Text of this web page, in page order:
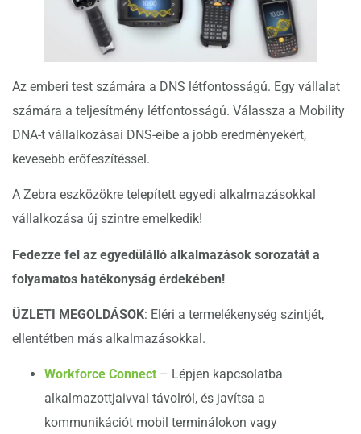
Az emberi test számára a DNS létfontosságú. Egy vállalat
számára a teljesítmény létfontosságú. Válassza a Mobility
DNA-t vállalkozásai DNS-eibe a jobb eredményekért,
kevesebb erőfeszítéssel.
A Zebra eszközökre telepített egyedi alkalmazásokkal
vállalkozása új szintre emelkedik!
Fedezze fel az egyedülálló alkalmazások sorozatát a
folyamatos hatékonyság érdekében!
ÜZLETI MEGOLDÁSOK: Eléri a termelékenység szintjét,
ellentétben más alkalmazásokkal.
Workforce Connect – Lépjen kapcsolatba
alkalmazottjaivval távolról, és javítsa a
kommunikációt mobil terminálokon vagy